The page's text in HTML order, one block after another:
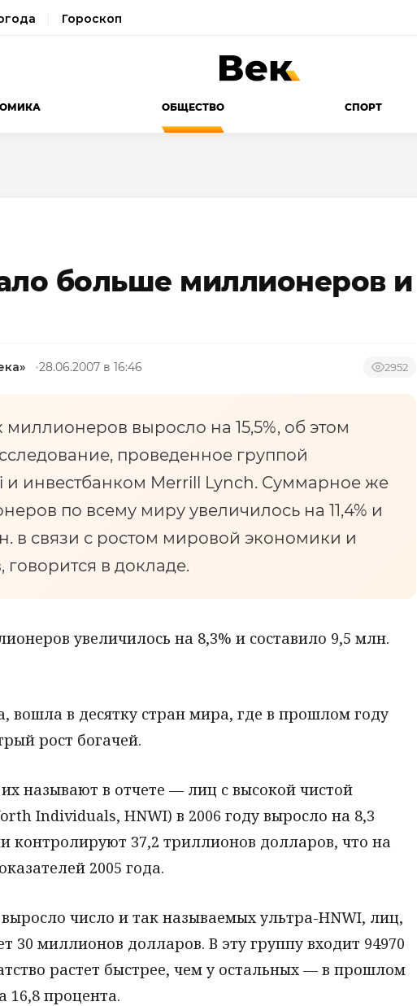
Гороскоп
ОБЩЕСТВО СПОРТ
больше миллионеров и
28.06.2007 в 16:46 2952
выросло на 15,5%, об этом
проведенное группой
инвестбанком Merrill Lynch. Суммарное же
по всему миру увеличилось на 11,4% и
в связи с ростом мировой экономики и
в докладе.
увеличилось на 8,3% и составило 9,5 млн.
вошла в десятку стран мира, где в прошлом году
рост богачей.
называют в отчете — лиц с высокой чистой
Individuals, HNWI) в 2006 году выросло на 8,3
контролируют 37,2 триллионов долларов, что на
2005 года.
число и так называемых ультра-HNWI, лиц,
30 миллионов долларов. В эту группу входит 94970
растет быстрее, чем у остальных — в прошлом
16,8 процента.